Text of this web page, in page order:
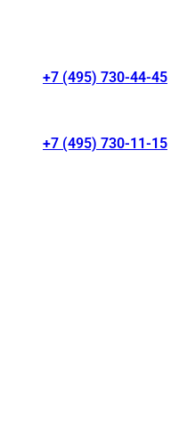
+7 (495) 730-44-45
+7 (495) 730-11-15